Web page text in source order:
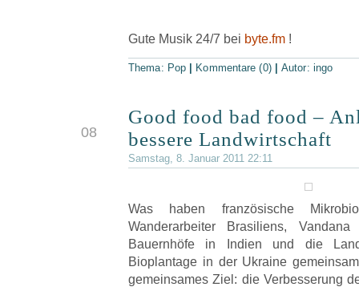
Gute Musik 24/7 bei byte.fm !
Thema: Pop Kommentare (0)|Autor: ingo
08
Good food bad food –
bessere Landwirtschaft
Samstag, 8. Januar 2011 22:11
Was haben französische
Wanderarbeiter Brasiliens,
Bauernhöfe in Indien und die
Bioplantage in der Ukraine
gemeinsames Ziel: die Verbesserung